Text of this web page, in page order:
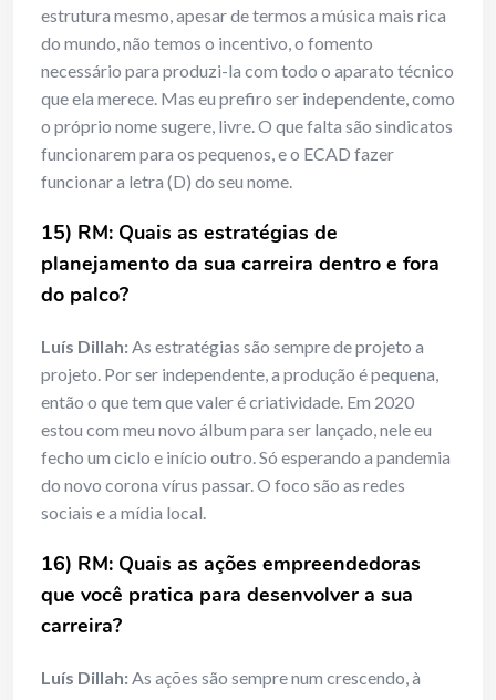
estrutura mesmo, apesar de termos a música mais rica
do mundo, não temos o incentivo, o fomento
necessário para produzi-la com todo o aparato técnico
que ela merece. Mas eu prefiro ser independente, como
o próprio nome sugere, livre. O que falta são sindicatos
funcionarem para os pequenos, e o ECAD fazer
funcionar a letra (D) do seu nome.
15) RM: Quais as estratégias de
planejamento da sua carreira dentro e fora
do palco?
Luís Dillah:As estratégias são sempre de projeto a
projeto. Por ser independente, a produção é pequena,
então o que tem que valer é criatividade. Em 2020
estou com meu novo álbum para ser lançado, nele eu
fecho um ciclo e início outro. Só esperando a pandemia
do novo corona vírus passar. O foco são as redes
sociais e a mídia local.
16) RM: Quais as ações empreendedoras
que você pratica para desenvolver a sua
carreira?
Luís Dillah:As ações são sempre num crescendo, à